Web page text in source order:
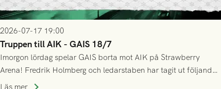
2026-07-17 19:00
Truppen till AIK - GAIS 18/7
Imorgon lördag spelar GAIS borta mot AIK på Strawberry
Arena! Fredrik Holmberg och ledarstaben har tagit ut följande
trupp till matchen:
Läs mer